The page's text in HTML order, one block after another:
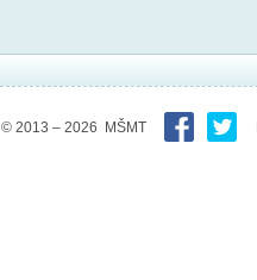
© 2013 – 2026 MŠMT